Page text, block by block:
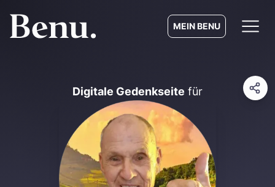
MEIN BENU
Digitale Gedenkseite für